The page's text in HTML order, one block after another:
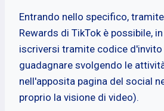
Entrando nello specifico,
Rewards di TikTok è possibile,
iscriversi tramite codice d'invito
guadagnare svolgendo le
nell'apposita pagina del social
proprio la visione di video).